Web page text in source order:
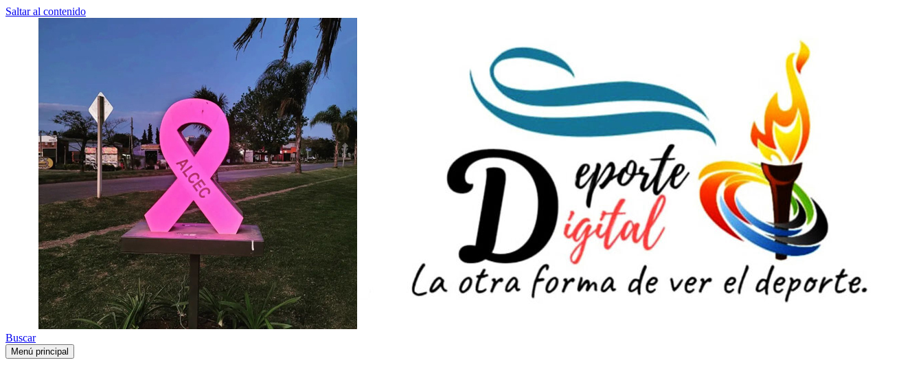
Saltar al contenido
Buscar
Menú principal